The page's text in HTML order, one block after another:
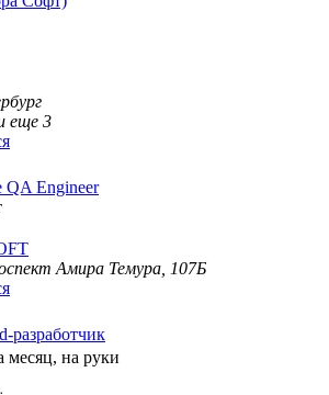
еще 3
QA Engineer
Амира Темура, 107Б
разработчик
месяц, на руки